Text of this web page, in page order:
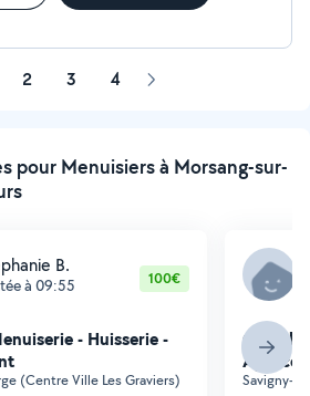
2 3 4 Page
pour Menuisiers à Morsang-sur-
B.
à 09:55 100€
- Huisserie -
(Centre Ville Les Graviers)
Savigny-